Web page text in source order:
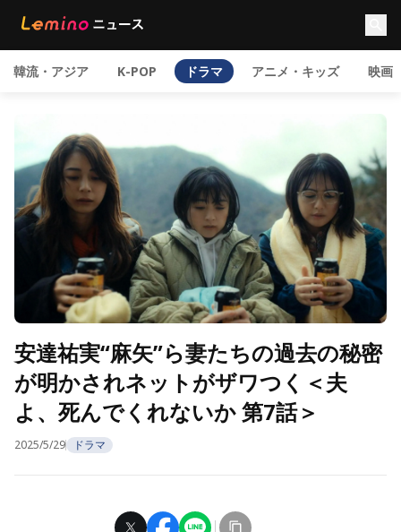
韓流・アジア K-POP ドラマ アニメ・キッズ 映画
安達祐実“麻矢”ら妻たちの過去の秘密
が明かされネットがザワつく＜夫
よ、死んでくれないか 第7話＞
2025/5/29 ドラマ